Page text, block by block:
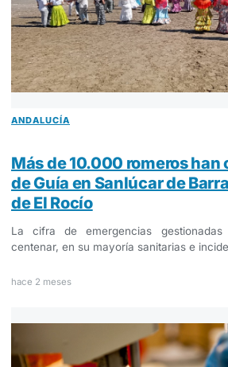
ANDALUCÍA
Más de 10.000 romeros han
de Guía en Sanlúcar de
de El Rocío
La cifra de emergencias
centenar, en su mayoría sanitarias e
hace 2 meses